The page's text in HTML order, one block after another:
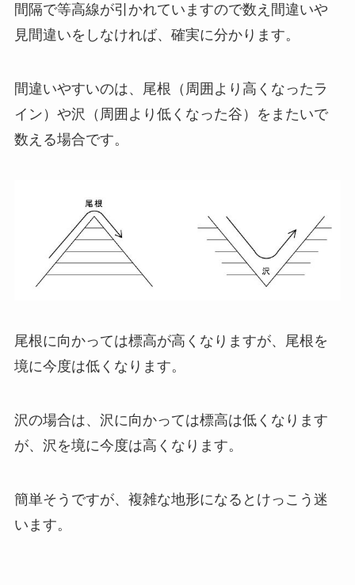
間隔で等高線が引かれていますので数え間違いや
見間違いをしなければ、確実に分かります。
間違いやすいのは、尾根（周囲より高くなったラ
イン）や沢（周囲より低くなった谷）をまたいで
数える場合です。
尾根に向かっては標高が高くなりますが、尾根を
境に今度は低くなります。
沢の場合は、沢に向かっては標高は低くなります
が、沢を境に今度は高くなります。
簡単そうですが、複雑な地形になるとけっこう迷
います。